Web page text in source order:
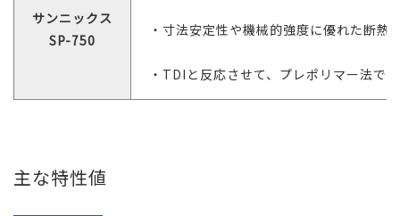
サンニックス
SP-750
・寸法安定性や機械的強度に優れた断
・TDIと反応させて、プレポリマー法で
主な特性値